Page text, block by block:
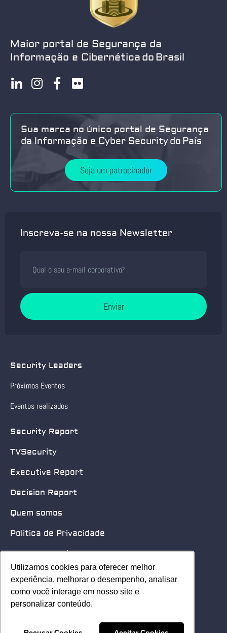
Utilizamos cookies para oferecer melhor
experiência, melhorar o desempenho, analisar
como você interage em nosso site e
personalizar conteúdo.
Utilizamos cookies para oferecer melhor
experiência, melhorar o desempenho, analisar
como você interage em nosso site e
personalizar conteúdo.
Maior portal de Segurança da
Informação e Cibernética do Brasil
Sua marca no único portal de Segurança
da Informação e Cyber Security do País
Seja um patrocinador
Inscreva-se na nossa Newsletter
Enviar
Security Leaders
Próximos Eventos
Eventos realizados
Security Report
TVSecurity
Executive Report
Decision Report
Quem somos
Política de Privacidade
Quero patrocinar
Contato
Home
© 2025 Security Leader. Todos os Direitos Reservados.